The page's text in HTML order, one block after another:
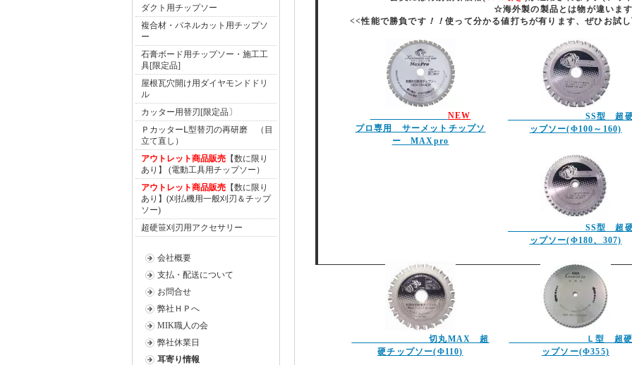
ダクト用チップソー
複合材・パネルカット用チップソ
ー
石膏ボード用チップソー・施工工
具[限定品]
屋根瓦穴開け用ダイヤモンドドリ
ル
カッター用替刃[限定品〕
ＰカッターⅬ型替刃の再研磨 （目
立て直し）
アウトレット商品販売 【数に限り
あり】 (電動工具用チップソー）
アウトレット商品販売 【数に限り
あり】(刈払機用一般刈刃＆チップ
ソー)
超硬笹刈刃用アクセサリー
会社概要
支払・配送について
お問合せ
弊社ＨＰへ
MIK職人の会
弊社休業日
耳寄り情報
☆海外製の製品とは物が違います
<<性能で勝負です ！！使って分かる値打ちが有ります、ぜひお試
NEW
プロ専用 サーメットチップソ
ー MAXpro
SS型 超硬
ップソー(Φ100～160)
SS型 超硬
ップソー(Φ180、307)
切丸MAX 超
硬チップソー(Φ110)
Ｌ型 超硬
ップソー(Φ355)